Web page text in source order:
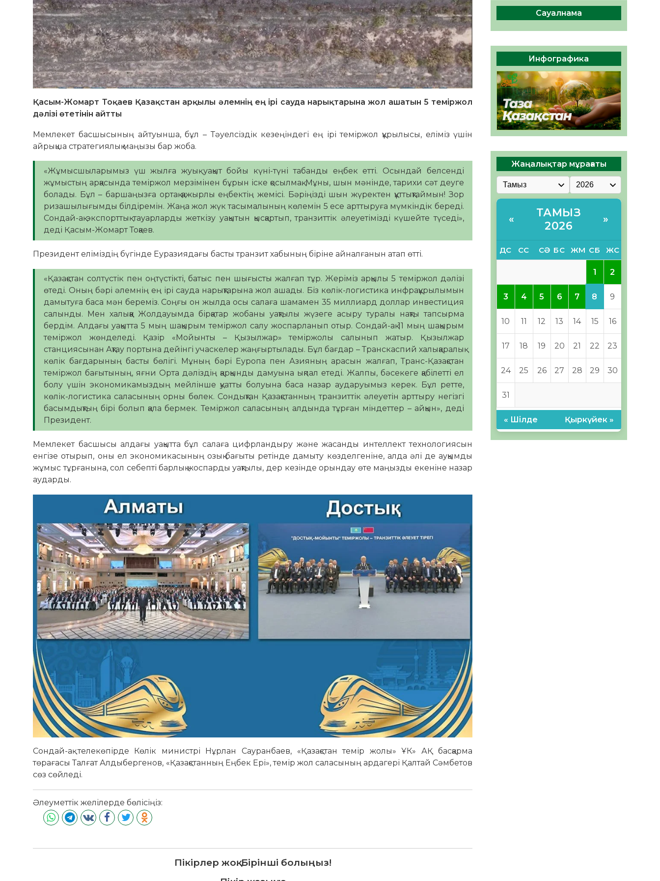
Қасым-Жомарт Тоқаев Қазақстан арқылы әлемнің ең ірі сауда нарықтарына жол ашатын 5 теміржол
дәлізі өтетінін айтты
Мемлекет басшысының айтуынша, бұл – Тәуелсіздік кезеңіндегі ең ірі теміржол құрылысы, еліміз үшін
айрықша стратегиялық маңызы бар жоба.
«Жұмысшыларымыз үш жылға жуық уақыт бойы күні-түні табанды еңбек етті. Осындай белсенді
жұмыстың арқасында теміржол мерзімінен бұрын іске қосылмақ. Мұны, шын мәнінде, тарихи сәт деуге
болады. Бұл – баршаңызға ортақ қажырлы еңбектің жемісі. Бәріңізді шын жүректен құттықтаймын! Зор
ризашылығымды білдіремін. Жаңа жол жүк тасымалының көлемін 5 есе арттыруға мүмкіндік береді.
Сондай-ақ экспорттық тауарларды жеткізу уақытын қысқартып, транзиттік әлеуетімізді күшейте түседі»,
деді Қасым-Жомарт Тоқаев.
Президент еліміздің бүгінде Еуразиядағы басты транзит хабының біріне айналғанын атап өтті.
«Қазақстан солтүстік пен оңтүстікті, батыс пен шығысты жалғап тұр. Жеріміз арқылы 5 теміржол дәлізі
өтеді. Оның бәрі әлемнің ең ірі сауда нарықтарына жол ашады. Біз көлік-логистика инфрақұрылымын
дамытуға баса мән береміз. Соңғы он жылда осы салаға шамамен 35 миллиард доллар инвестиция
салынды. Мен халыққа Жолдауымда бірқатар жобаны уақтылы жүзеге асыру туралы нақты тапсырма
бердім. Алдағы уақытта 5 мың шақырым теміржол салу жоспарланып отыр. Сондай-ақ 11 мың шақырым
теміржол жөнделеді. Қазір «Мойынты – Қызылжар» теміржолы салынып жатыр. Қызылжар
станциясынан Ақтау портына дейінгі учаскелер жаңғыртылады. Бұл бағдар – Транскаспий халықаралық
көлік бағдарының басты бөлігі. Мұның бәрі Еуропа пен Азияның арасын жалғап, Транс-Қазақстан
теміржол бағытының, яғни Орта дәліздің қарқынды дамуына ықпал етеді. Жалпы, бәсекеге қабілетті ел
болу үшін экономикамыздың мейлінше қуатты болуына баса назар аударуымыз керек. Бұл ретте,
көлік-логистика саласының орны бөлек. Сондықтан Қазақстанның транзиттік әлеуетін арттыру негізгі
басымдықтың бірі болып қала бермек. Теміржол саласының алдында тұрған міндеттер – айқын», деді
Президент.
Мемлекет басшысы алдағы уақытта бұл салаға цифрландыру және жасанды интеллект технологиясын
енгізе отырып, оны ел экономикасының озық бағыты ретінде дамыту көзделгеніне, алда әлі де ауқымды
жұмыс тұрғанына, сол себепті барлық жоспарды уақтылы, дер кезінде орындау өте маңызды екеніне назар
аударды.
Сондай-ақ телекөпірде Көлік министрі Нұрлан Сауранбаев, «Қазақстан темір жолы» ҰК» АҚ басқарма
төрағасы Талғат Алдыбергенов, «Қазақстанның Еңбек Ері», темір жол саласының ардагері Қалтай Сәмбетов
сөз сөйледі.
Әлеуметтік желілерде бөлісіңіз:
Пікірлер жоқ. Бірінші болыңыз!
Руслан Рүстемұлы облыс
әкімінің кеңесшісі болып
тағайындалды
05.08.2026
50 0
Сауалнама
Инфографика
Жаңалықтар мұрағаты
«
ТАМЫЗ
2026
»
ДС СС СӘ БС ЖМ СБ ЖС
1 2
3 4 5 6 7 8 9
10 11 12 13 14 15 16
17 18 19 20 21 22 23
24 25 26 27 28 29 30
31
« Шілде Қыркүйек »